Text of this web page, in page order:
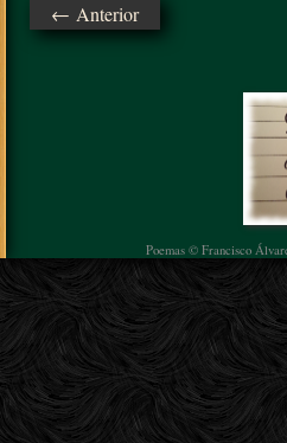
← Anterior
Poemas © Francisco